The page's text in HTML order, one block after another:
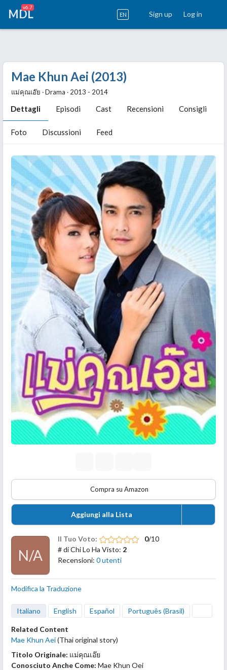
MDL
v6.7
EN Sign up Log in
Mae Khun Aei (2013)
แม่คุณเอ๊ย ‧ Drama ‧ 2013 - 2014
Dettagli Episodi Cast Recensioni Consigli
Foto Discussioni Feed
Compra su Amazon
Aggiungi alla Lista
N/A
Il Tuo Voto: 0/10
# di Chi Lo Ha Visto: 2
Recensioni: 0 utenti
Modifica la Traduzione
Italiano English Español Português (Brasil)
Related Content
Mae Khun Aei(Thai original story)
Titolo Originale: แม่คุณเอ๊ย
Conosciuto Anche Come: Mae Khun Oei